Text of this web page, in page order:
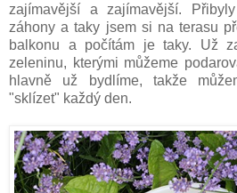
zajímavější a zajímavější.
záhony a taky jsem si na terasu
balkonu a počítám je taky. Už
zeleninu, kterými můžeme
hlavně už bydlíme, takže
"sklízet" každý den.